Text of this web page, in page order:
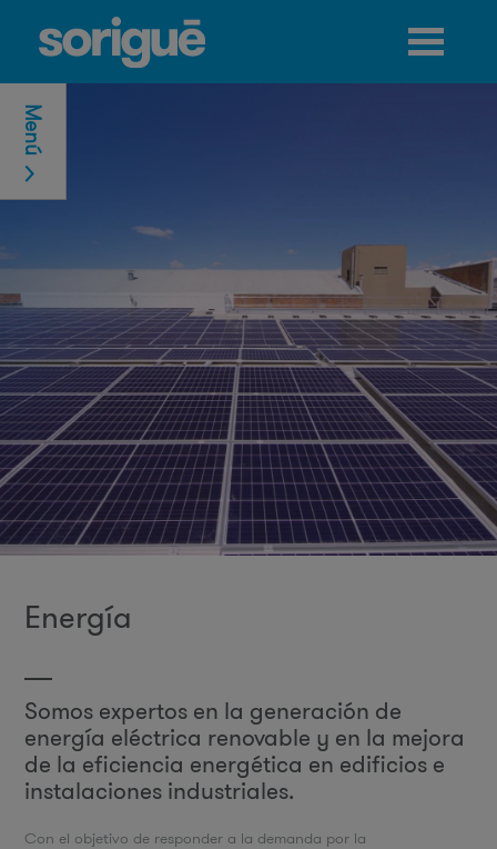
Energía
Somos expertos en la generación de
energía eléctrica renovable y en la mejora
de la eficiencia energética en edificios e
instalaciones industriales.
Con el objetivo de responder a la demanda por la
Menú